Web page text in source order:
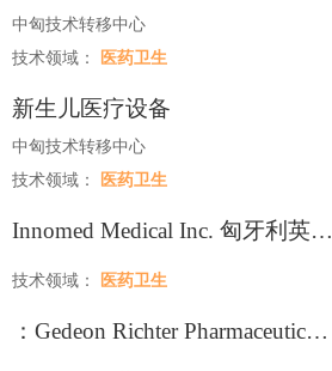
中匈技术转移中心
技术领域：
医药卫生
新生儿医疗设备
中匈技术转移中心
技术领域：
医药卫生
Innomed Medical Inc. 匈牙利英诺
技术领域： 医药卫生
：Gedeon Richter Pharmaceutical